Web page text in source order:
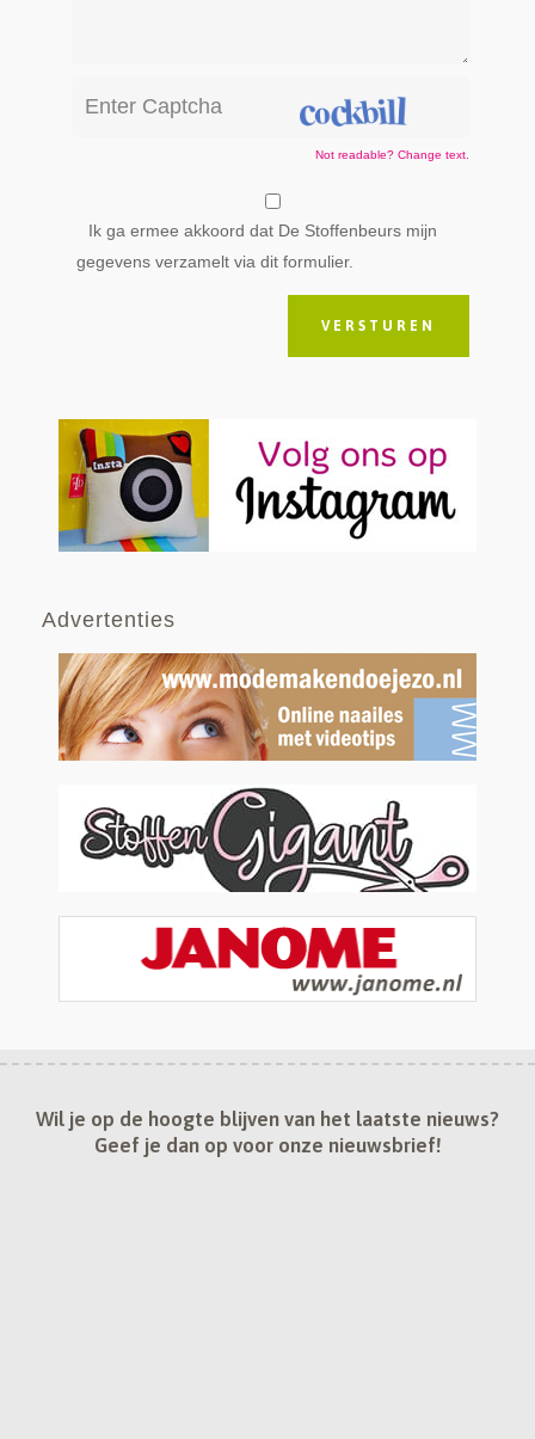
Not readable? Change text.
Ik ga ermee akkoord dat De Stoffenbeurs mijn
gegevens verzamelt via dit formulier.
VERSTUREN
Advertenties
Wil je op de hoogte blijven van het laatste nieuws?
Geef je dan op voor onze nieuwsbrief!